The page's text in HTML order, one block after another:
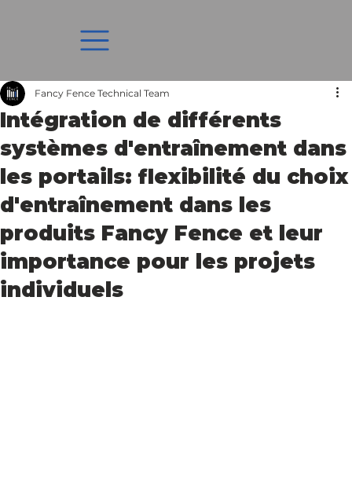
Intégration de différents
systèmes d'entraînement dans
les portails: flexibilité du choix
d'entraînement dans les
produits Fancy Fence et leur
importance pour les projets
individuels
Fancy Fence Technical Team